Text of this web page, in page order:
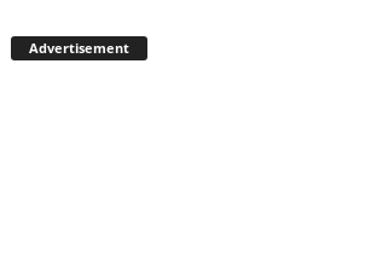
Advertisement